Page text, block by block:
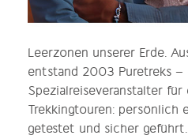
Leerzonen unserer Erde.
entstand 2003 Puretreks –
Spezialreiseveranstalter
Trekkingtouren: persönlich
getestet und sicher